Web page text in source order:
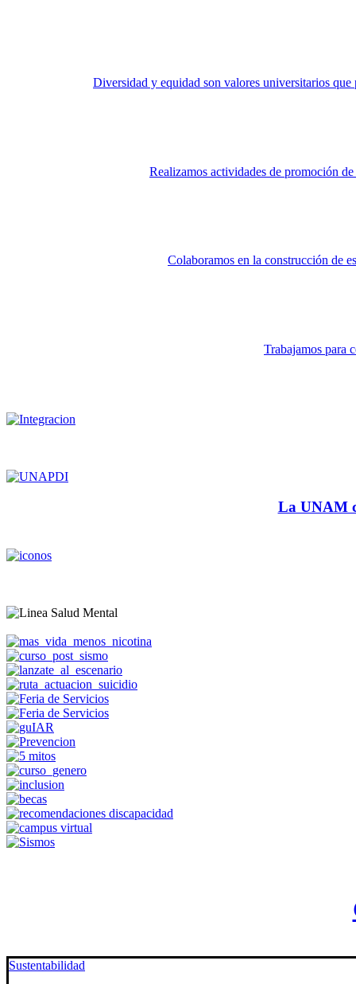
Diversidad y equidad son valores universitarios que
Realizamos actividades de promoción
Colaboramos en la construcción de
Trabajamos para
La UNAM
Sustentabilidad